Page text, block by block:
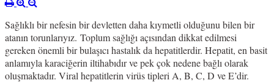
Sağlıklı bir nefesin bir devletten daha kıymetli olduğunu bilen bir
atanın torunlarıyız. Toplum sağlığı açısından dikkat edilmesi
gereken önemli bir bulaşıcı hastalık da hepatitlerdir. Hepatit, en basit
anlamıyla karaciğerin iltihabıdır ve pek çok nedene bağlı olarak
oluşmaktadır. Viral hepatitlerin virüs tipleri A, B, C, D ve E’dir.